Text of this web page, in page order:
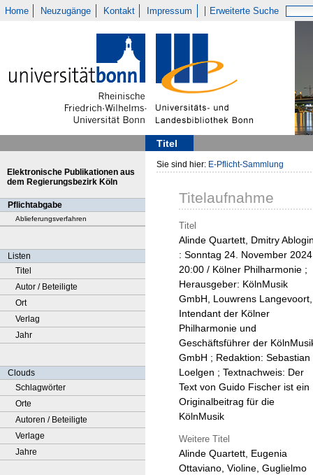
Home Neuzugänge Kontakt Impressum Erweiterte Suche
Titel
Elektronische Publikationen aus
dem Regierungsbezirk Köln
Pflichtabgabe
Ablieferungsverfahren
Listen
Titel
Autor / Beteiligte
Ort
Verlag
Jahr
Clouds
Schlagwörter
Orte
Autoren / Beteiligte
Verlage
Jahre
Sie sind hier: E-Pflicht-Sammlung
Titelaufnahme
Titel
Alinde Quartett, Dmitry
: Sonntag 24. November 2024
20:00 / Kölner Philharmonie ;
Herausgeber: KölnMusik
GmbH, Louwrens Langevoort,
Intendant der Kölner
Philharmonie und
Geschäftsführer der
GmbH ; Redaktion: Sebastian
Loelgen ; Textnachweis: Der
Text von Guido Fischer ist ein
Originalbeitrag für die
KölnMusik
Weitere Titel
Alinde Quartett, Eugenia
Ottaviano, Violine, Guglielmo